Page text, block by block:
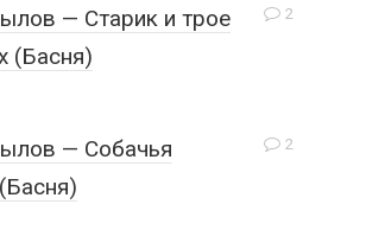
2
— Старик и трое
(Басня)
2
— Собачья